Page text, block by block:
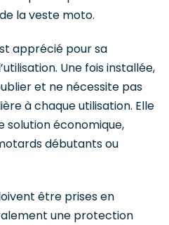
la veste moto.
apprécié pour sa
Une fois installée,
et ne nécessite pas
à chaque utilisation. Elle
solution économique,
débutants ou
être prises en
une protection